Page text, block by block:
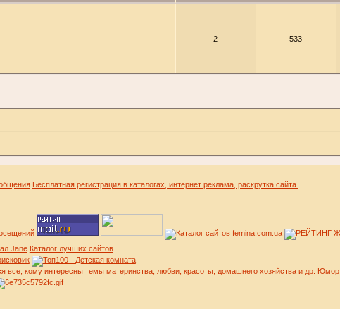
2 533
Бесплатная регистрация в каталогах, интернет реклама, раскрутка сайта.
Каталог лучших сайтов